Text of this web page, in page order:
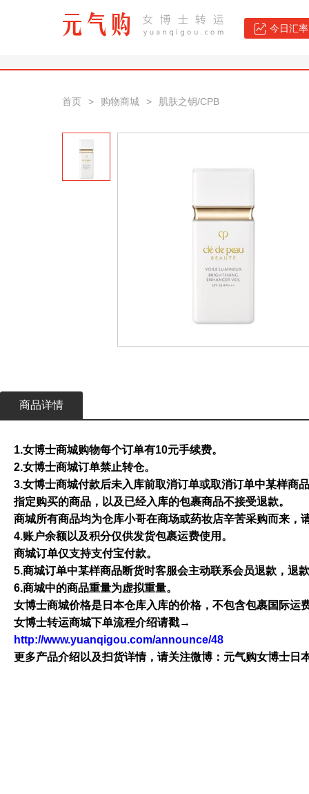
今日汇
首页 > 购物商城 > 肌肤之钥/CPB
商品详情
1.女博士商城购物每个订单有10元手续费。
2.女博士商城订单禁止转仓。
3.女博士商城付款后未入库前取消订单或取消订单中某样商
指定购买的商品，以及已经入库的包裹商品不接受退款。
商城所有商品均为仓库小哥在商场或药妆店辛苦采购而来，
4.账户余额以及积分仅供发货包裹运费使用。
商城订单仅支持支付宝付款。
5.商城订单中某样商品断货时客服会主动联系会员退款，退
6.商城中的商品重量为虚拟重量。
女博士商城价格是日本仓库入库的价格，不包含包裹国际
女博士转运商城下单流程介绍请戳→
http://www.yuanqigou.com/announce/48
更多产品介绍以及扫货详情，请关注微博：元气购女博士日